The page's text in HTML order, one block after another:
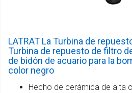
LATRAT La Turbina de
Turbina de repuesto de filtro
de bidón de acuario para la
color negro
Hecho de cerámica de alta